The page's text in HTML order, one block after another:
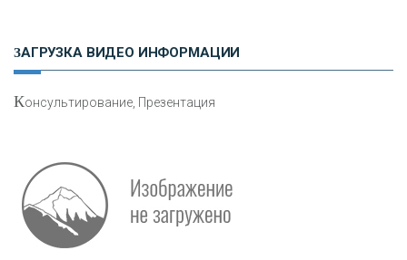
ЗАГРУЗКА ВИДЕО ИНФОРМАЦИИ
Консультирование, Презентация